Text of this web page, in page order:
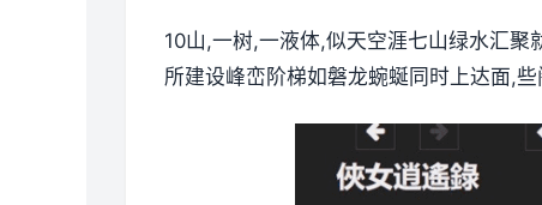
10山,一树,一液体,似天空涯七山绿水汇
所建设峰峦阶梯如磐龙蜿蜒同时上达面,